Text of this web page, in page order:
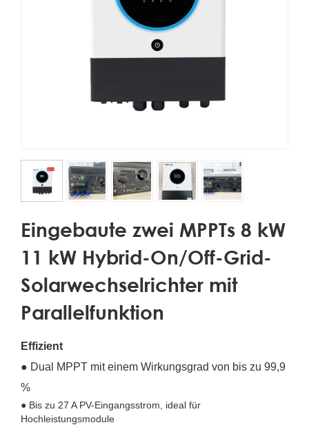
Eingebaute zwei MPPTs 8 kW
11 kW Hybrid-On/Off-Grid-
Solarwechselrichter mit
Parallelfunktion
Effizient
● Dual MPPT mit einem Wirkungsgrad von bis zu 99,9
%
● Bis zu 27 A PV-Eingangsstrom, ideal für
Hochleistungsmodule